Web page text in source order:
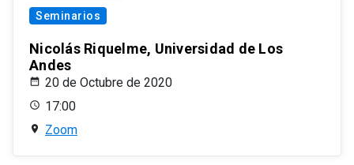
Seminarios
Nicolás Riquelme, Universidad de Los
Andes
20 de Octubre de 2020
17:00
Zoom